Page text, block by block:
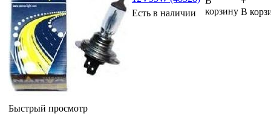
Быстрый просмотр
Есть в наличии
корзину В